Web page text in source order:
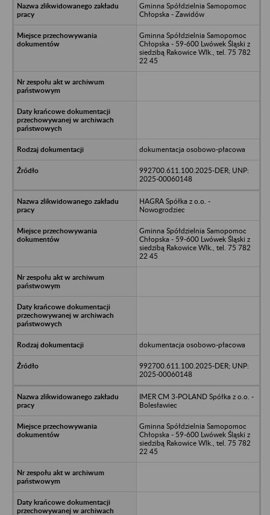
Gminna Spółdzielnia Samopomoc
Chłopska - Zawidów
Gminna Spółdzielnia Samopomoc
Chłopska - 59-600 Lwówek Śląski z
siedzibą Rakowice Wlk., tel. 75 782
22 45
dokumentacja osobowo-płacowa
992700.611.100.2025-DER; UNP:
2025-00060148
HAGRA Spółka z o.o. -
Nowogrodziec
Gminna Spółdzielnia Samopomoc
Chłopska - 59-600 Lwówek Śląski z
siedzibą Rakowice Wlk., tel. 75 782
22 45
dokumentacja osobowo-płacowa
992700.611.100.2025-DER; UNP:
2025-00060148
IMER CM 3-POLAND Spółka z o.o. -
Bolesławiec
Gminna Spółdzielnia Samopomoc
Chłopska - 59-600 Lwówek Śląski z
siedzibą Rakowice Wlk., tel. 75 782
22 45